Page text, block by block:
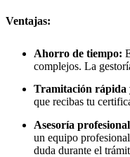
Ventajas:
Ahorro de tiempo:
complejos. La
Tramitación rápida
que recibas tu
Asesoría
un equipo
duda durante el